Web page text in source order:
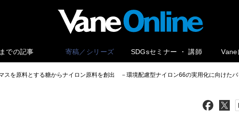
での記事 寄稿／シリーズ SDGsセミナー ・ 講師 Vane
を原料とする糖からナイロン原料を創出 －環境配慮型ナイロン66の実用化に向けた